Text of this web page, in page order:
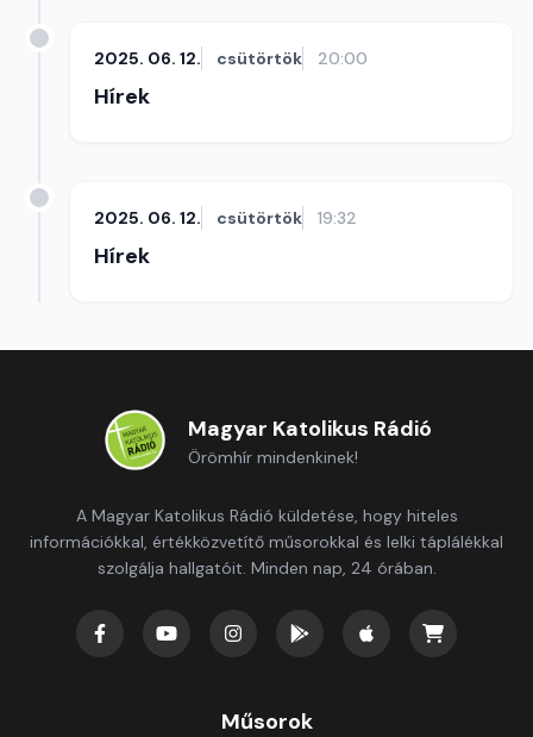
2025. 06. 12. csütörtök 20:00
Hírek
2025. 06. 12. csütörtök 19:32
Hírek
Magyar Katolikus Rádió
Örömhír mindenkinek!
A Magyar Katolikus Rádió küldetése, hogy hiteles
információkkal, értékközvetítő műsorokkal és lelki táplálékkal
szolgálja hallgatóit. Minden nap, 24 órában.
Műsorok